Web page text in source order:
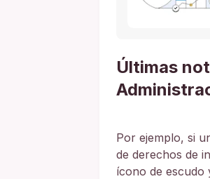
Últimas
Por ejemplo, si
de derechos de
ícono de escudo